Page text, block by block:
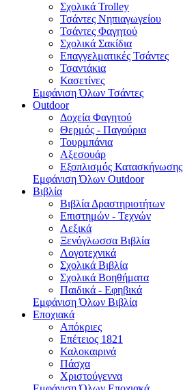
Σχολικά Trolley
Τσάντες Νηπιαγωγείου
Τσάντες Φαγητού
Σχολικά Σακίδια
Επαγγελματικές Τσάντες
Τσαντάκια
Κασετίνες
Εμφάνιση Όλων Τσάντες
Outdoor
Δοχεία Φαγητού
Θερμός - Παγούρια
Τουρμπάνια
Αξεσουάρ
Εξοπλισμός Κατασκήνωσης
Εμφάνιση Όλων Outdoor
Βιβλία
Βιβλία Δραστηριοτήτων
Επιστημών - Τεχνών
Λεξικά
Ξενόγλωσσα Βιβλία
Λογοτεχνικά
Σχολικά Βιβλία
Σχολικά Βοηθήματα
Παιδικά - Εφηβικά
Εμφάνιση Όλων Βιβλία
Εποχιακά
Απόκριες
Επέτειος 1821
Καλοκαιρινά
Πάσχα
Χριστούγεννα